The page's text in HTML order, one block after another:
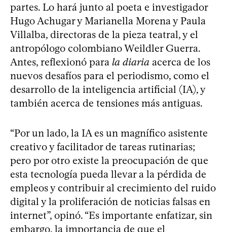
partes. Lo hará junto al poeta e investigador
Hugo Achugar y Marianella Morena y Paula
Villalba, directoras de la pieza teatral, y el
antropólogo colombiano Weildler Guerra.
Antes, reflexionó para la diaria acerca de los
nuevos desafíos para el periodismo, como el
desarrollo de la inteligencia artificial (IA), y
también acerca de tensiones más antiguas.
“Por un lado, la IA es un magnífico asistente
creativo y facilitador de tareas rutinarias;
pero por otro existe la preocupación de que
esta tecnología pueda llevar a la pérdida de
empleos y contribuir al crecimiento del ruido
digital y la proliferación de noticias falsas en
internet”, opinó. “Es importante enfatizar, sin
embargo, la importancia de que el